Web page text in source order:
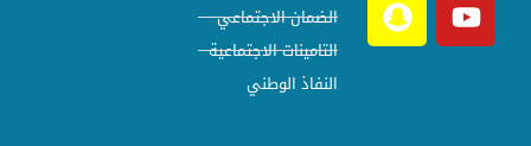
الضمان الاجتماعي
التامينات الاجتماعية
النفاذ الوطني